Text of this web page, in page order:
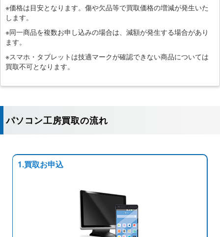
※価格は目安となります。傷や欠品等で買取価格の増減が発生いた
します。
※同一商品を複数お申し込みの場合は、減額が発生する場合があり
ます。
※スマホ・タブレットは技適マークが確認できない商品については
買取不可となります。
パソコン工房買取の流れ
1.買取お申込